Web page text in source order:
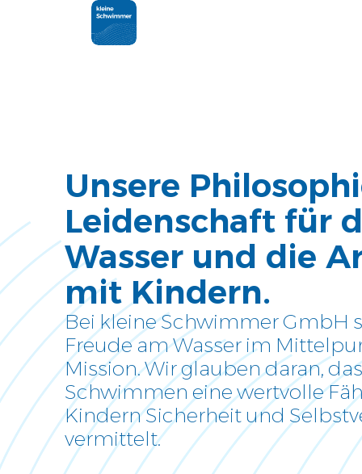
Entdecke unser Kursangebot
Kalender
Was, wann, wo inklusive
direkter Anmeldemöglichkeit
Bäder
Übersicht über unsere
Locations
Unsere
Leidenschaft für
Wasser und die
mit Kindern.
Bei kleine Schwimmer GmbH
Freude am Wasser im
Mission. Wir glauben daran,
Schwimmen eine wertvolle
Kindern Sicherheit und
vermittelt.